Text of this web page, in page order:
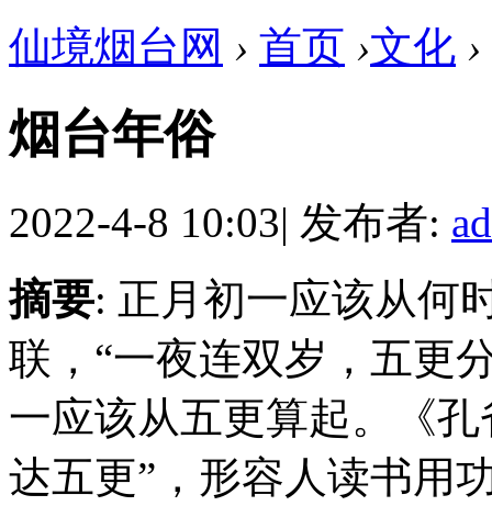
仙境烟台网 › 首页 ›文化 ›
烟台年俗
2022-4-8 10:03| 发布者:
摘要: 正月初一应该从何
联，“一夜连双岁，五更
一应该从五更算起。《
达五更”，形容人读书用